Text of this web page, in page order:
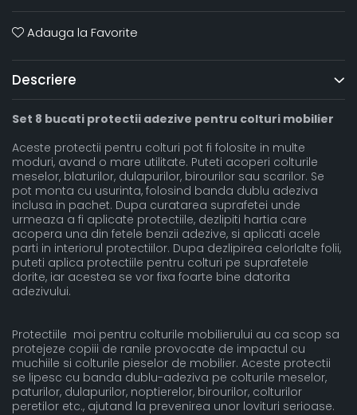
Adauga la Favorite
Descriere
Set 8 bucati protectii adezive pentru colturi mobilier
Aceste protectii pentru colturi pot fi folosite in multe
moduri, avand o mare utilitate. Puteti acoperi colturile
meselor, blaturilor, dulapurilor, birourilor sau scarilor. Se
pot monta cu usurinta, folosind banda dublu adeziva
inclusa in pachet. Dupa curatarea suprafetei unde
urmeaza a fi aplicate protectiile, dezlipiti hartia care
acopera una din fetele benzii adezive, si aplicati acele
parti in interiorul protectiilor. Dupa dezlipirea celorlalte folii,
puteti aplica protectiile pentru colturi pe suprafetele
dorite, iar acestea se vor fixa foarte bine datorita
adezivului.
Protectiile moi pentru colturile mobilierului au ca scop sa
protejeze copiii de ranile provocate de impactul cu
muchiile si colturile pieselor de mobilier. Aceste protectii
se lipesc cu banda dublu-adeziva pe colturile meselor,
paturilor, dulapurilor, noptierelor, birourilor, colturilor
peretilor etc., ajutand la prevenirea unor lovituri serioase.